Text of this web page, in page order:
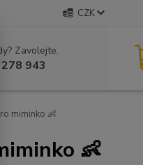
CZK
Zavolejte.
278 943
miminko 👶
👶